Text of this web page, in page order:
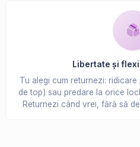
Libertate și
Tu alegi cum returnezi:
de top) sau predare la orice
Returnezi când vrei, fără să